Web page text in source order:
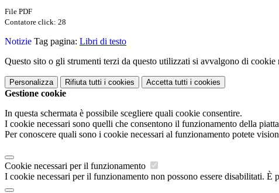
File PDF
Contatore click: 28
Notizie Tag pagina: Libri di testo
Questo sito o gli strumenti terzi da questo utilizzati si avvalgono di
Personalizza Rifiuta tutti i cookies Accetta tutti i cookies
Gestione cookie
In questa schermata è possibile scegliere quali cookie consentire.
I cookie necessari sono quelli che consentono il funzionamento della
Per conoscere quali sono i cookie necessari al funzionamento potete
Cookie necessari per il funzionamento
I cookie necessari per il funzionamento non possono essere disabilitati.